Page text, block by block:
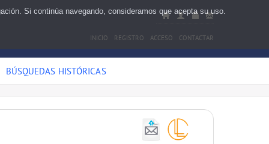
INICIO REGISTRO ACCESO CONTACTAR
BÚSQUEDAS HISTÓRICAS
Si continúa navegando, consideramos que acepta su uso.